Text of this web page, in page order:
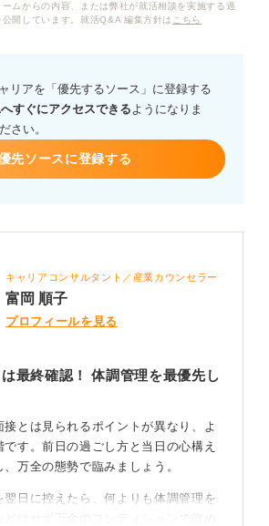
ょうか？
ムからの内容、または弊社が就活相談を実施する過
開しています。就活Q&A 編集方針は こちら
リアを「優先するソース」に登録する
すぐにアクセスできるようになりま
さい。
先ソースに登録する
キャリアコンサルタント／産業カウンセラー
富岡 順子
プロフィールを見る
最終確認！ 体調管理を最優先し
接とは見られるポイントが異なり、よ
です。前日の過ごし方と当日の心構え
万全の態勢で臨みましょう。
翌日に控えたら、何よりも体調管理を
はせず万全のコンディションで臨め